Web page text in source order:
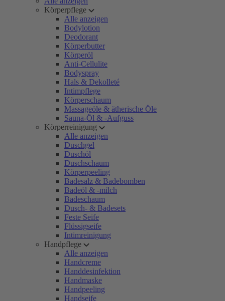
Körperpflege
Alle anzeigen
Bodylotion
Deodorant
Körperbutter
Körperöl
Anti-Cellulite
Bodyspray
Hals & Dekolleté
Intimpflege
Körperschaum
Massageöle & ätherische Öle
Sauna-Öl & -Aufguss
Körperreinigung
Alle anzeigen
Duschgel
Duschöl
Duschschaum
Körperpeeling
Badesalz & Badebomben
Badeöl & -milch
Badeschaum
Dusch- & Badesets
Feste Seife
Flüssigseife
Intimreinigung
Handpflege
Alle anzeigen
Handcreme
Handdesinfektion
Handmaske
Handpeeling
Handseife